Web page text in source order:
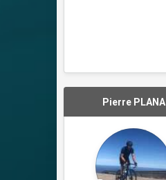
Pierre PLANA